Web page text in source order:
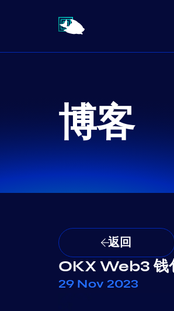
博客
返回
OKX Web3 钱
29 Nov 2023